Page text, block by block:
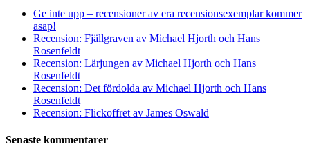
Ge inte upp – recensioner av era recensionsexemplar kommer
asap!
Recension: Fjällgraven av Michael Hjorth och Hans
Rosenfeldt
Recension: Lärjungen av Michael Hjorth och Hans
Rosenfeldt
Recension: Det fördolda av Michael Hjorth och Hans
Rosenfeldt
Recension: Flickoffret av James Oswald
Senaste kommentarer